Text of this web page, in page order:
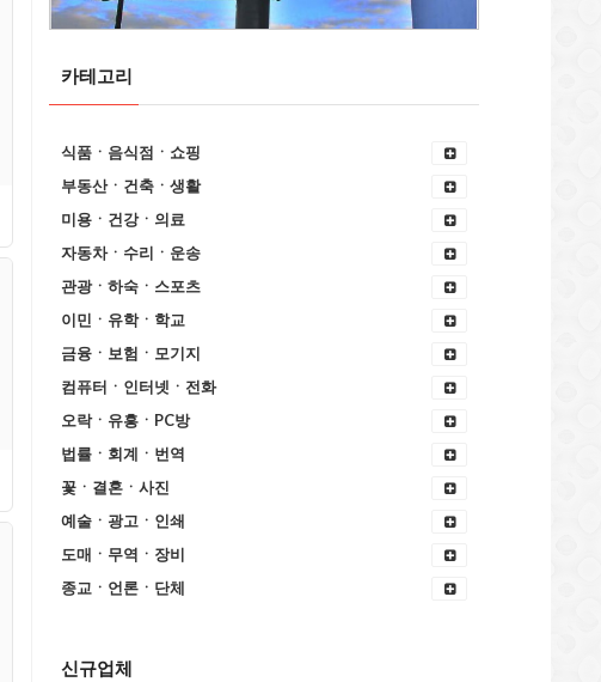
카테고리
식품ㆍ음식점ㆍ쇼핑
부동산ㆍ건축ㆍ생활
미용ㆍ건강ㆍ의료
자동차ㆍ수리ㆍ운송
관광ㆍ하숙ㆍ스포츠
이민ㆍ유학ㆍ학교
금융ㆍ보험ㆍ모기지
컴퓨터ㆍ인터넷ㆍ전화
오락ㆍ유흥ㆍPC방
법률ㆍ회계ㆍ번역
꽃ㆍ결혼ㆍ사진
예술ㆍ광고ㆍ인쇄
도매ㆍ무역ㆍ장비
종교ㆍ언론ㆍ단체
신규업체